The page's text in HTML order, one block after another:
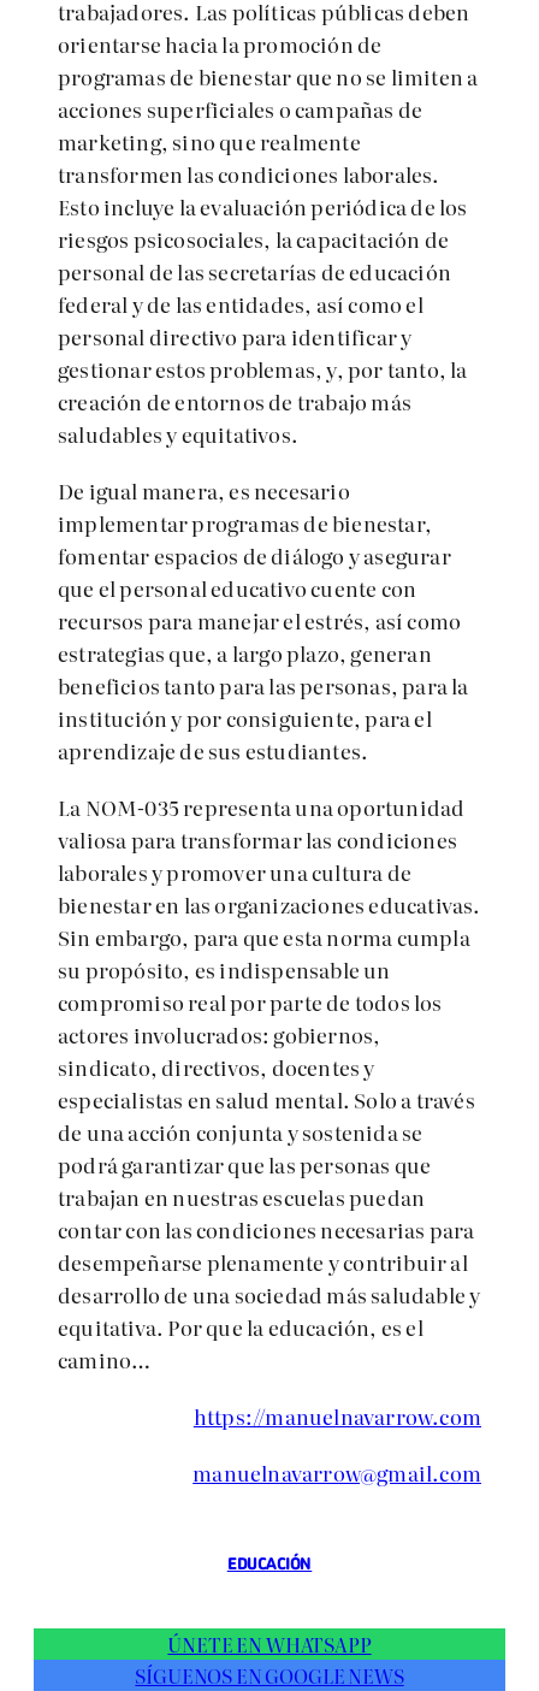
trabajadores. Las políticas públicas deben
orientarse hacia la promoción de
programas de bienestar que no se limiten a
acciones superficiales o campañas de
marketing, sino que realmente
transformen las condiciones laborales.
Esto incluye la evaluación periódica de los
riesgos psicosociales, la capacitación de
personal de las secretarías de educación
federal y de las entidades, así como el
personal directivo para identificar y
gestionar estos problemas, y, por tanto, la
creación de entornos de trabajo más
saludables y equitativos.
De igual manera, es necesario
implementar programas de bienestar,
fomentar espacios de diálogo y asegurar
que el personal educativo cuente con
recursos para manejar el estrés, así como
estrategias que, a largo plazo, generan
beneficios tanto para las personas, para la
institución y por consiguiente, para el
aprendizaje de sus estudiantes.
La NOM-035 representa una oportunidad
valiosa para transformar las condiciones
laborales y promover una cultura de
bienestar en las organizaciones educativas.
Sin embargo, para que esta norma cumpla
su propósito, es indispensable un
compromiso real por parte de todos los
actores involucrados: gobiernos,
sindicato, directivos, docentes y
especialistas en salud mental. Solo a través
de una acción conjunta y sostenida se
podrá garantizar que las personas que
trabajan en nuestras escuelas puedan
contar con las condiciones necesarias para
desempeñarse plenamente y contribuir al
desarrollo de una sociedad más saludable y
equitativa. Por que la educación, es el
camino…
https://manuelnavarrow.com
manuelnavarrow@gmail.com
EDUCACIÓN
ÚNETE EN WHATSAPP
SÍGUENOS EN GOOGLE NEWS